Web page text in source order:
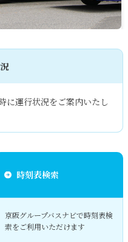
に運行状況をご案内いたし
時刻表検索
京阪グループバスナビで時刻表検
索をご利⽤いただけます